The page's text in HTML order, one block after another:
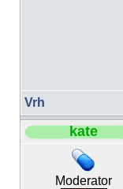
Vrh
kate
Moderator